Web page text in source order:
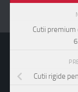
Cutii
Cutii rigide